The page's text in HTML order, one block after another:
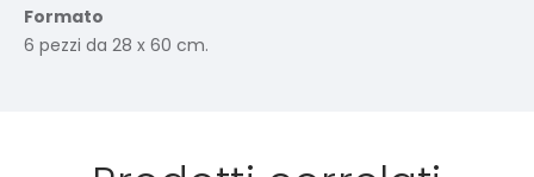
Formato
6 pezzi da 28 x 60 cm.